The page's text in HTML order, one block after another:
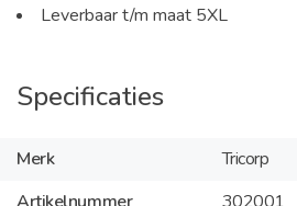
Leverbaar t/m maat 5XL
Specificaties
Merk
Tricorp